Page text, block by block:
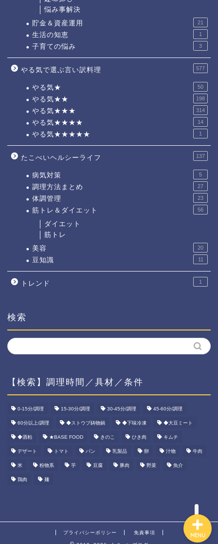
悩み事解決
貯金＆資産運用
21
生活の知恵 1
子育ての悩み 3
やる気で選ぶ言い訳料理 577
やる気★ 50
やる気★★ 198
やる気★★★ 314
やる気★★★★ 14
やる気★★★★★ 1
たこべいヘルシーライフ 137
病気対策 5
調理方法まとめ 27
体調管理 23
筋トレ＆ダイエット 56
ダイエット
筋トレ
美容
20
豆知識 11
トレンド 1
検索
【検索】調理時間／具材／条件
0-15分/調理 15-30分/調理 30-45分/調理 45-60分/調理
60分以上/調理 ◆ストウブ鋳物鍋 ◆下味冷凍 ◆大豆ミート
◆酒粕 ★BASE FOOD きのこ ひき肉 キムチ
デザート トマト パン 乳製品 卵 汁物 牛肉
米 粉物系 芋 豆腐 豚肉 野菜 魚介
鶏肉 麺
プライバシーポリシー 免責事項 MENU
ホーム
資産運用
ダイエット